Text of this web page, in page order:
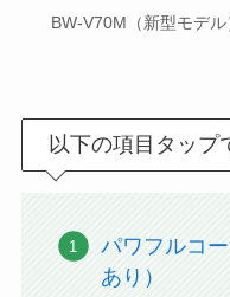
BW-V70M（新型モデ
以下の項目タップ
パワフルコ
あり）